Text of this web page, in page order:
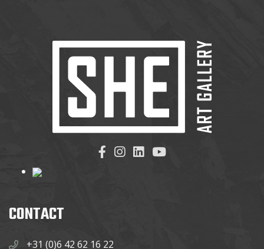
CONTACT
+31 (0)6 42 62 16 22